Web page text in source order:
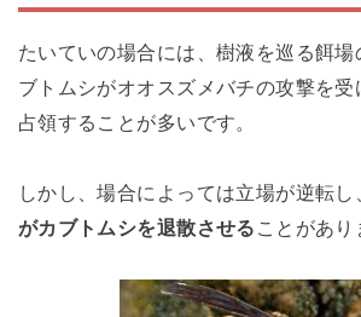
たいていの場合には、樹液を巡る餌場
ブトムシがオオスズメバチの攻撃を
占領することが多いです。
しかし、場合によっては立場が逆転し
がカブトムシを退散させる ことがあり